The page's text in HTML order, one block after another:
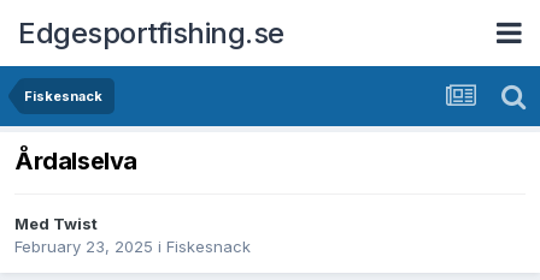
Edgesportfishing.se
Fiskesnack
Årdalselva
Med Twist
February 23, 2025 i Fiskesnack